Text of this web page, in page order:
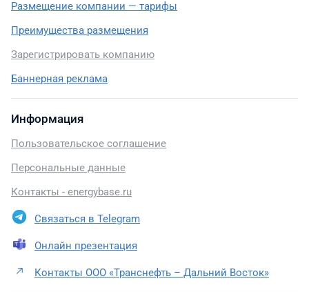
Размещение компании — тарифы
Преимущества размещения
Зарегистрировать компанию
Баннерная реклама
Информация
Пользовательское соглашение
Персональные данные
Контакты - energybase.ru
Связаться в Telegram
Онлайн презентация
Контакты ООО «Транснефть – Дальний Восток»